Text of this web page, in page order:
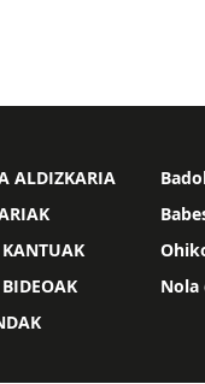
ALDIZKARIA
Nola